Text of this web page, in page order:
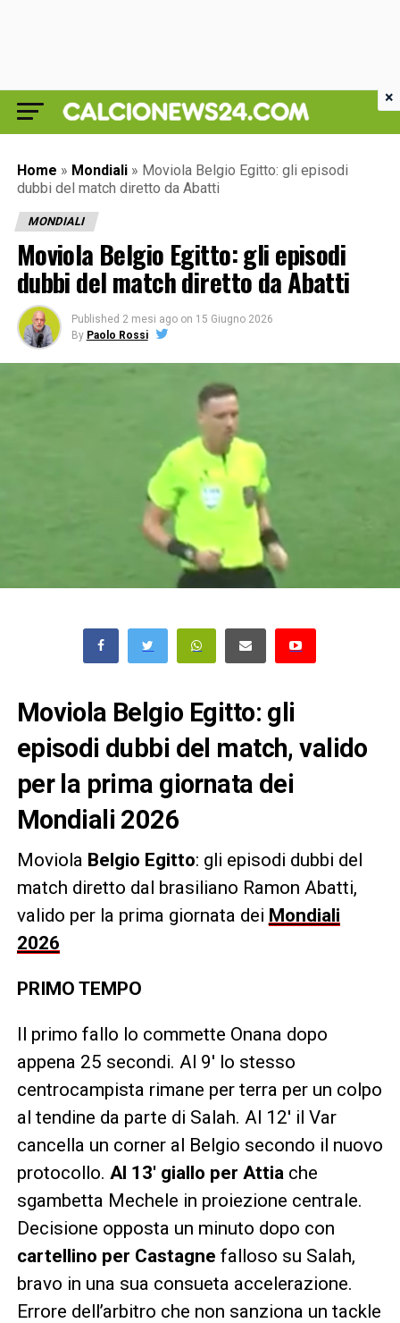
Home » Mondiali » Moviola Belgio Egitto: gli episodi
dubbi del match diretto da Abatti
MONDIALI
Moviola Belgio Egitto: gli episodi
dubbi del match diretto da Abatti
Published 2 mesi ago on 15 Giugno 2026
By Paolo Rossi
Moviola Belgio Egitto: gli
episodi dubbi del match, valido
per la prima giornata dei
Mondiali 2026
Moviola Belgio Egitto: gli episodi dubbi del
match diretto dal brasiliano Ramon Abatti,
valido per la prima giornata dei Mondiali
2026
PRIMO TEMPO
Il primo fallo lo commette Onana dopo
appena 25 secondi. Al 9′ lo stesso
centrocampista rimane per terra per un colpo
al tendine da parte di Salah. Al 12′ il Var
cancella un corner al Belgio secondo il nuovo
protocollo. Al 13′ giallo per Attia che
sgambetta Mechele in proiezione centrale.
Decisione opposta un minuto dopo con
cartellino per Castagne falloso su Salah,
bravo in una sua consueta accelerazione.
Errore dell’arbitro che non sanziona un tackle
×